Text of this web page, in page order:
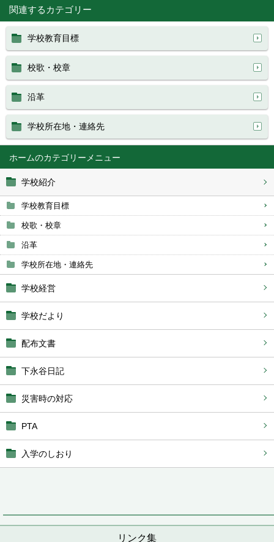
ホーム
学校紹介
学校教育目標
校歌・校章
沿革
学校所在地・連絡先
学校経営
学校だより
配布文書
下永谷日記
災害時の対応
PTA
入学のしおり
リンク集
関連するカテゴリー
学校教育目標
校歌・校章
沿革
学校所在地・連絡先